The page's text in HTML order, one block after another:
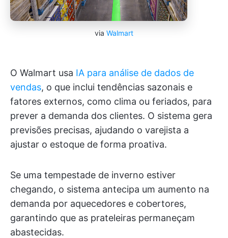
via Walmart
O Walmart usa IA para análise de dados de
vendas, o que inclui tendências sazonais e
fatores externos, como clima ou feriados, para
prever a demanda dos clientes. O sistema gera
previsões precisas, ajudando o varejista a
ajustar o estoque de forma proativa.
Se uma tempestade de inverno estiver
chegando, o sistema antecipa um aumento na
demanda por aquecedores e cobertores,
garantindo que as prateleiras permaneçam
abastecidas.